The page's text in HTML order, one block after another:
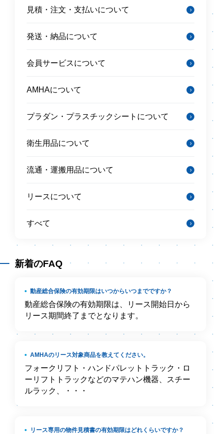
見積・注文・支払いについて
発送・納品について
会員サービスについて
AMHAについて
プラダン・プラスチックシートについて
衛生用品について
流通・運搬用品について
リースについて
すべて
新着のFAQ
動産総合保険の有効期限はいつからいつまでですか？
動産総合保険の有効期限は、リース開始日から
リース期間終了までとなります。
AMHAのリース対象商品を教えてください。
フォークリフト・ハンドパレットトラック・ロ
ーリフトトラックなどのマテハン機器、スチー
ルラック、・・・
リース専用の物件見積書の有効期限はどれくらいですか？